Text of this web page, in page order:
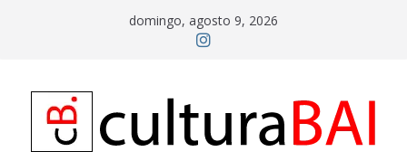
domingo, agosto 9, 2026